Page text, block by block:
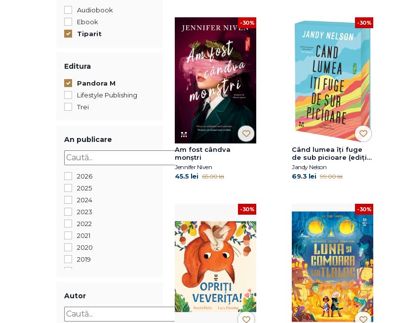
Audiobook
Ebook
Tiparit
Editura
Pandora M
Lifestyle Publishing
Trei
An publicare
2026
2025
2024
2023
2022
2021
2020
2019
2016
2015
2013
Autor
-30%
Am fost cândva
monștri
Jennifer Niven
45.5 lei 65.00 lei
-30%
Când lumea îți fuge
de sub picioare (ediție
sprayed edges)
Jandy Nelson
69.3 lei 99.00 lei
-30% -30%